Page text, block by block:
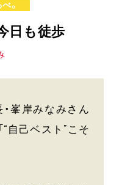
。
日も徒歩
峯岸みなみさん
“自己ベスト”こそ